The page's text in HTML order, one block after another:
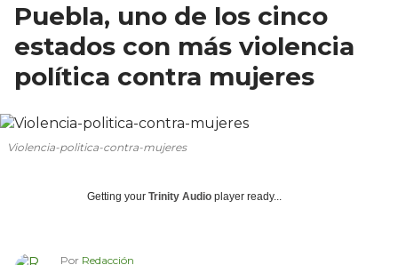
Puebla, uno de los cinco
estados con más violencia
política contra mujeres
Violencia-politica-contra-mujeres
Getting your Trinity Audio player ready...
Por Redacción